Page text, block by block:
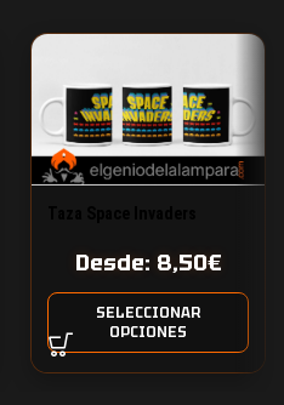
Desde: 8,50€
SELECCIONAR
OPCIONES